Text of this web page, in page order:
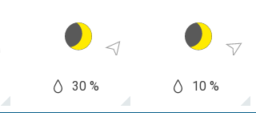
30 % 10 %